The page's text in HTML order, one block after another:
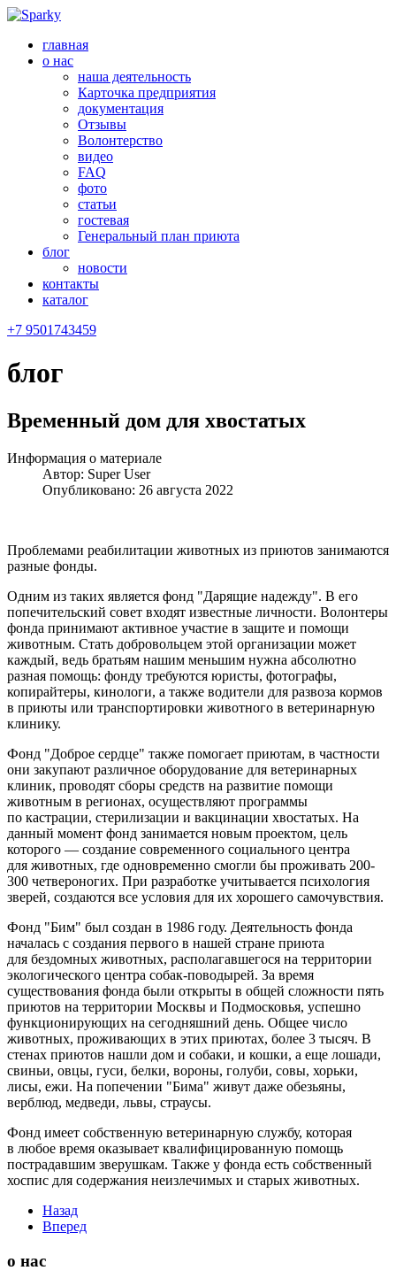
главная
о нас
наша деятельность
Карточка предприятия
документация
Отзывы
Волонтерство
видео
FAQ
фото
статьи
гостевая
Генеральный план приюта
блог
новости
контакты
каталог
+7 9501743459
блог
Временный дом для хвостатых
Информация о материале
Автор: Super User
Опубликовано: 26 августа 2022
Проблемами реабилитации животных из приютов занимаются
разные фонды.
Одним из таких является фонд "Дарящие надежду". В его
попечительский совет входят известные личности. Волонтеры
фонда принимают активное участие в защите и помощи
животным. Стать добровольцем этой организации может
каждый, ведь братьям нашим меньшим нужна абсолютно
разная помощь: фонду требуются юристы, фотографы,
копирайтеры, кинологи, а также водители для развоза кормов
в приюты или транспортировки животного в ветеринарную
клинику.
Фонд "Доброе сердце" также помогает приютам, в частности
они закупают различное оборудование для ветеринарных
клиник, проводят сборы средств на развитие помощи
животным в регионах, осуществляют программы
по кастрации, стерилизации и вакцинации хвостатых. На
данный момент фонд занимается новым проектом, цель
которого — создание современного социального центра
для животных, где одновременно смогли бы проживать 200-
300 четвероногих. При разработке учитывается психология
зверей, создаются все условия для их хорошего самочувствия.
Фонд "Бим" был создан в 1986 году. Деятельность фонда
началась с создания первого в нашей стране приюта
для бездомных животных, располагавшегося на территории
экологического центра собак-поводырей. За время
существования фонда были открыты в общей сложности пять
приютов на территории Москвы и Подмосковья, успешно
функционирующих на сегодняшний день. Общее число
животных, проживающих в этих приютах, более 3 тысяч. В
стенах приютов нашли дом и собаки, и кошки, а еще лошади,
свиньи, овцы, гуси, белки, вороны, голуби, совы, хорьки,
лисы, ежи. На попечении "Бима" живут даже обезьяны,
верблюд, медведи, львы, страусы.
Фонд имеет собственную ветеринарную службу, которая
в любое время оказывает квалифицированную помощь
пострадавшим зверушкам. Также у фонда есть собственный
хоспис для содержания неизлечимых и старых животных.
Назад
Вперед
о нас